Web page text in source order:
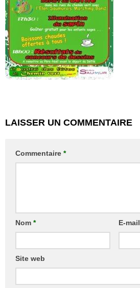
LAISSER UN COMMENTAIRE
Commentaire *
Nom * E-mail
Site web